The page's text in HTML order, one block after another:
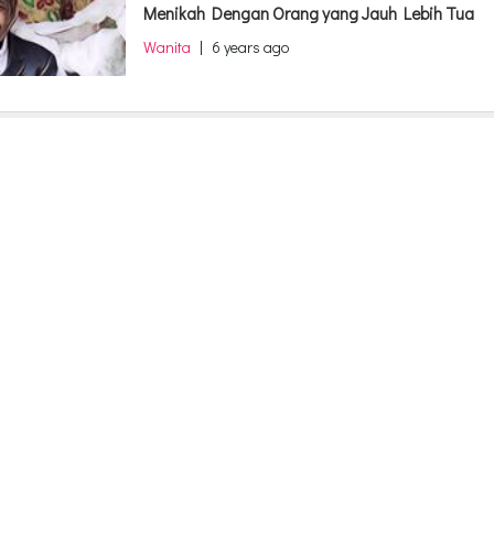
Menikah Dengan Orang yang Jauh Lebih Tua
Wanita | 6 years ago